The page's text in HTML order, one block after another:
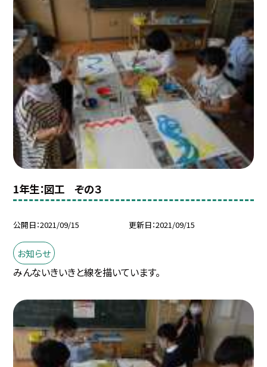
1年生：図工 ぞの３
公開日 2021/09/15 更新日 2021/09/15
お知らせ
みんないきいきと線を描いています。